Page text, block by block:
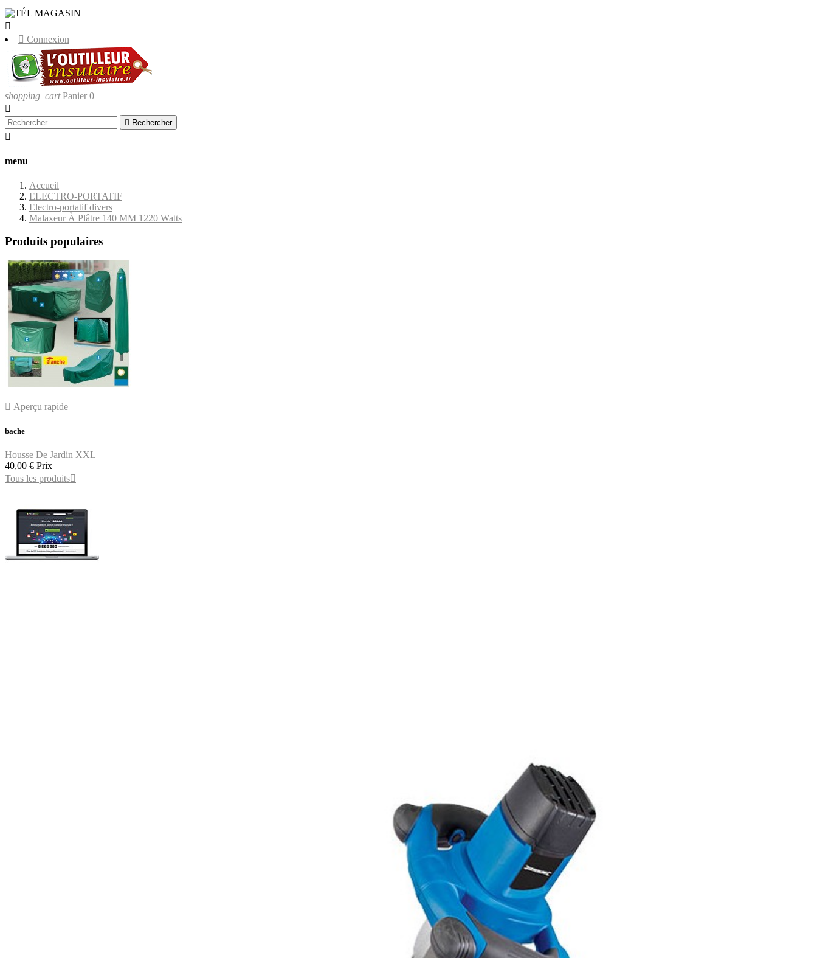

 Connexion
shopping_cart Panier 0

 Rechercher

menu
Accueil
ELECTRO-PORTATIF
Electro-portatif divers
Malaxeur À Plâtre 140 MM 1220 Watts
Produits populaires
 Aperçu rapide
bache
Housse De Jardin XXL
40,00 € Prix
Tous les produits